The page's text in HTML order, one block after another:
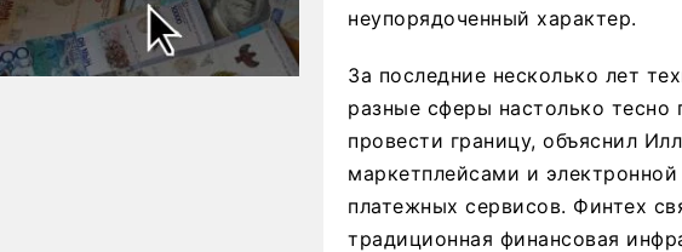
неупорядоченный характер.
За последние несколько лет
разные сферы настолько
провести границу, объяснил
маркетплейсами и
платежных сервисов. Финтех
традиционная финансовая